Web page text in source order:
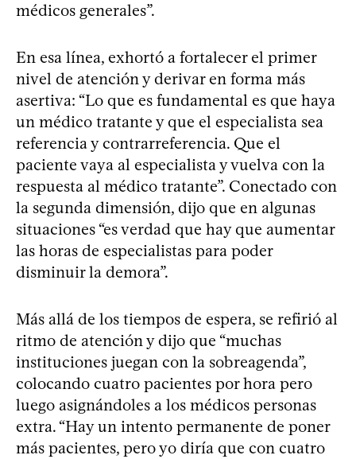
médicos generales”.
En esa línea, exhortó a fortalecer el primer
nivel de atención y derivar en forma más
asertiva: “Lo que es fundamental es que haya
un médico tratante y que el especialista sea
referencia y contrarreferencia. Que el
paciente vaya al especialista y vuelva con la
respuesta al médico tratante”. Conectado con
la segunda dimensión, dijo que en algunas
situaciones “es verdad que hay que aumentar
las horas de especialistas para poder
disminuir la demora”.
Más allá de los tiempos de espera, se refirió al
ritmo de atención y dijo que “muchas
instituciones juegan con la sobreagenda”,
colocando cuatro pacientes por hora pero
luego asignándoles a los médicos personas
extra. “Hay un intento permanente de poner
más pacientes, pero yo diría que con cuatro